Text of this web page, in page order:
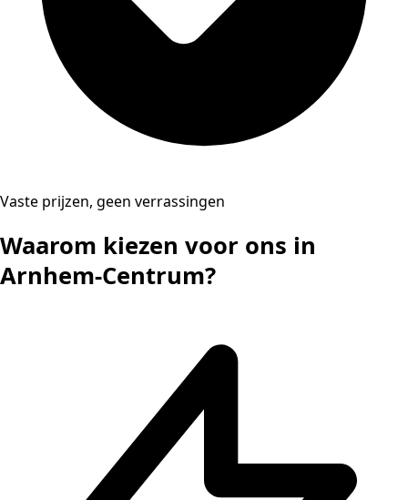
Vaste prijzen, geen verrassingen
Waarom kiezen voor ons in
Arnhem-Centrum?